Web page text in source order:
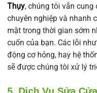
Thụy, chúng tôi vẫn
chuyên nghiệp và nhanh
mặt trong thời gian sớm
cuốn của bạn. Các lỗi
động cơ hỏng, hay hệ
sẽ được chúng tôi xử lý
5. Dịch Vụ Sửa